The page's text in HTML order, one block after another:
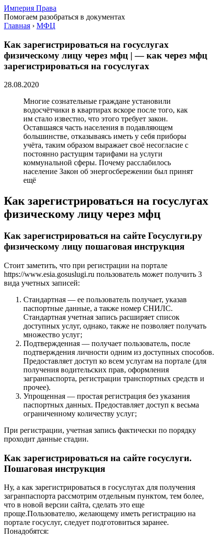
Империя Права
Помогаем разобраться в документах
Главная › МФЦ
Как зарегистрироваться на госуслугах
физическому лицу через мфц | — как через мфц
зарегистрироваться на госуслугах
28.08.2020
Многие сознательные граждане установили
водосчётчики в квартирах вскоре после того, как
им стало известно, что этого требует закон.
Оставшаяся часть населения в подавляющем
большинстве, отказываясь иметь у себя приборы
учёта, таким образом выражает своё несогласие с
постоянно растущим тарифами на услуги
коммунальной сферы. Почему расслабилось
население Закон об энергосбережении был принят
ещё
Как зарегистрироваться на госуслугах
физическому лицу через мфц
Как зарегистрироваться на сайте Госуслуги.ру
физическому лицу пошаговая инструкция
Стоит заметить, что при регистрации на портале
https://www.esia.gosuslugi.ru пользователь может получить 3
вида учетных записей:
Стандартная — ее пользователь получает, указав
паспортные данные, а также номер СНИЛС.
Стандартная учетная запись расширяет список
доступных услуг, однако, также не позволяет получать
множество услуг;
Подтвержденная — получает пользователь, после
подтверждения личности одним из доступных способов.
Предоставляет доступ ко всем услугам на портале (для
получения водительских прав, оформления
загранпаспорта, регистрации транспортных средств и
прочее).
Упрощенная — простая регистрация без указания
паспортных данных. Предоставляет доступ к весьма
ограниченному количеству услуг;
При регистрации, учетная запись фактически по порядку
проходит данные стадии.
Как зарегистрироваться на сайте госуслуги.
Пошаговая инструкция
Ну, а как зарегистрироваться в госуслугах для получения
загранпаспорта рассмотрим отдельным пунктом, тем более,
что в новой версии сайта, сделать это еще
проще.Пользователю, желающему иметь регистрацию на
портале госуслуг, следует подготовиться заранее.
Понадобятся: